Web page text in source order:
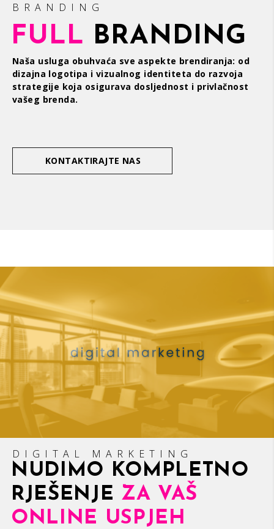
BRANDING
FULL BRANDING
Naša usluga obuhvaća sve aspekte brendiranja: od
dizajna logotipa i vizualnog identiteta do razvoja
strategije koja osigurava dosljednost i privlačnost
vašeg brenda.
KONTAKTIRAJTE NAS
DIGITAL MARKETING
NUDIMO KOMPLETNO
RJEŠENJE ZA VAŠ
ONLINE USPJEH